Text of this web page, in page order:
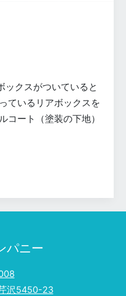
ックスがついていると
ているリアボックスを
コート（塗装の下地）
パニー
沢5450-23